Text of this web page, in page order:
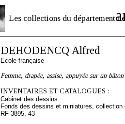
Les collections du département
DEHODENCQ Alfred
Ecole française
Femme, drapée, assise, appuyée sur un bâton
INVENTAIRES ET CATALOGUES :
Cabinet des dessins
Fonds des dessins et miniatures, collection
RF 3895, 43